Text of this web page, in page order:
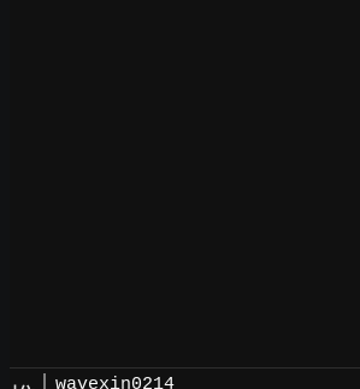
wavexin0214